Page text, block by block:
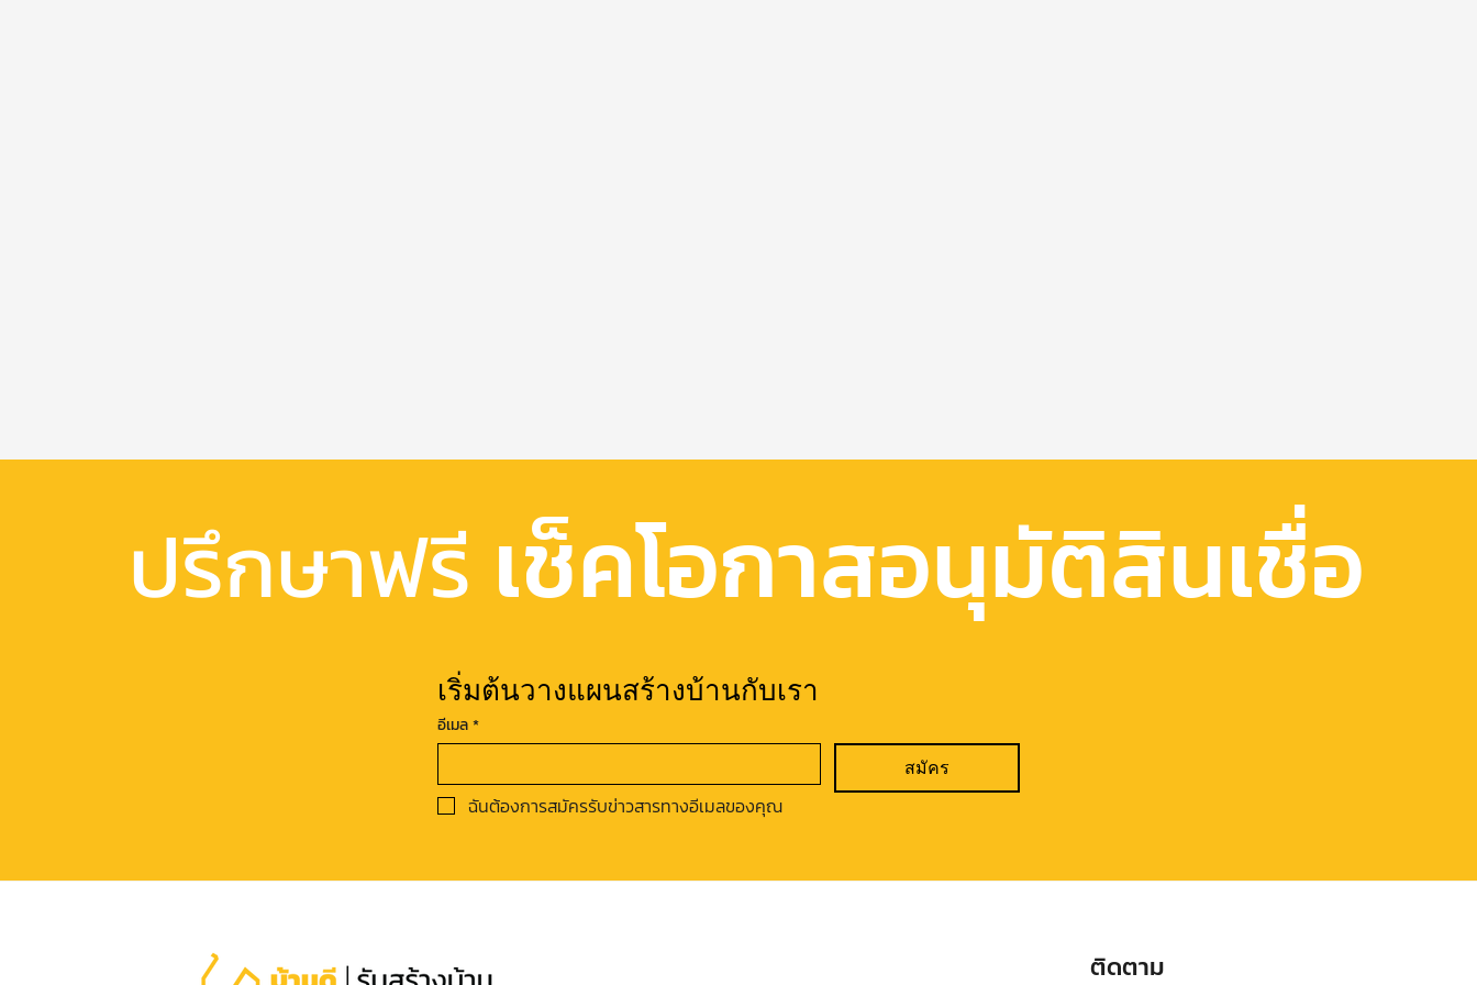
ปรึกษาฟรี เช็คโอกาสอนุมัติสินเชื่อ
เริ่มต้นวางแผนสร้างบ้านกับเรา
อีเมล*
สมัคร
ฉันต้องการสมัครรับข่าวสารทางอีเมลของคุณ
ติดตาม